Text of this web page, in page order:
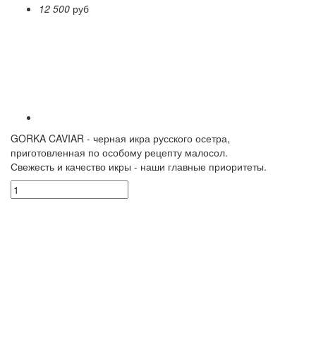
12 500 руб
GORKA CAVIAR - черная икра русского осетра,
приготовленная по особому рецепту малосол.
Свежесть и качество икры - наши главные приоритеты.